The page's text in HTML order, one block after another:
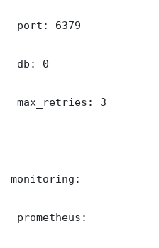
port: 6379
db: 0
max_retries: 3
monitoring:
prometheus: